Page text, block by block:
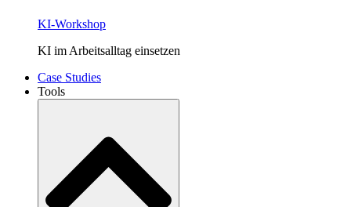
KI-Workshop
KI im Arbeitsalltag einsetzen
Case Studies
Tools